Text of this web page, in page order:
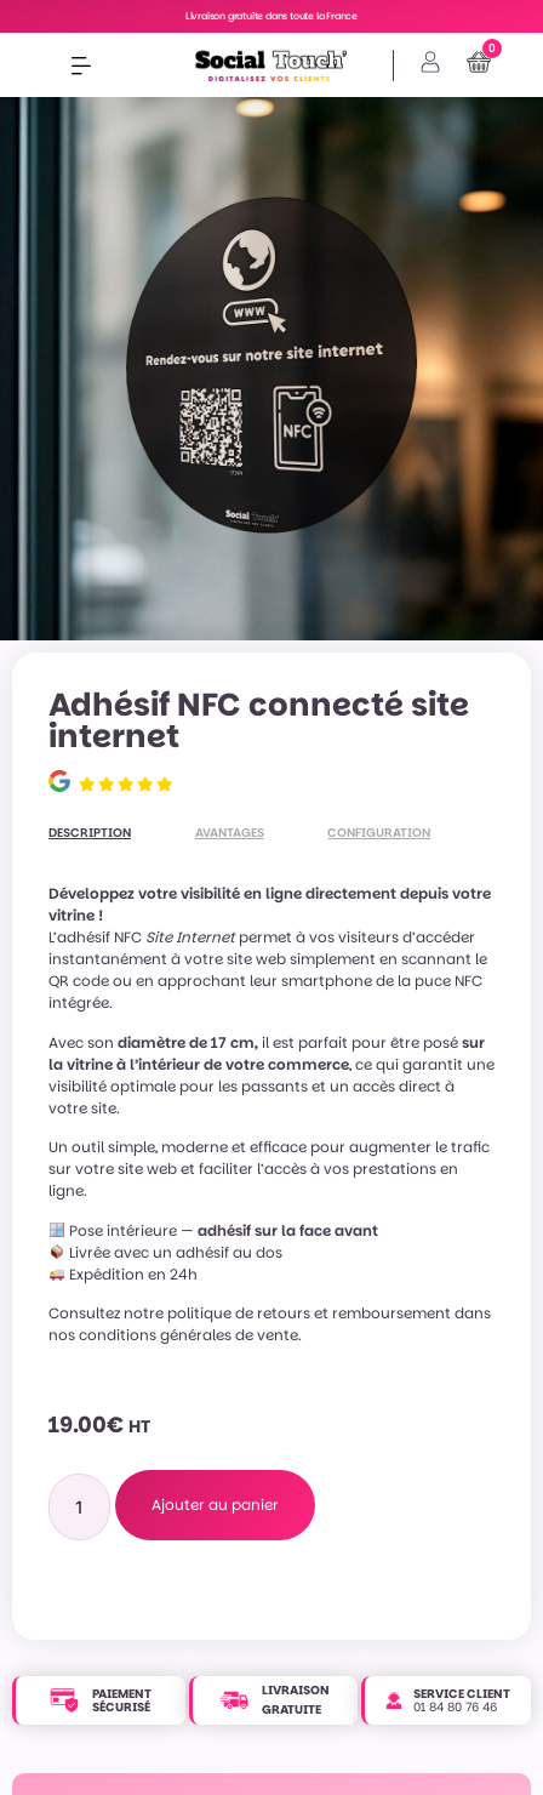
Livraison gratuite dans toute la France
0
Adhésif NFC connecté site
internet
DESCRIPTION AVANTAGES CONFIGURATION
Développez votre visibilité en ligne directement depuis votre
vitrine !
L’adhésif NFC Site Internetpermet à vos visiteurs d’accéder
instantanément à votre site web simplement en scannant le
QR code ou en approchant leur smartphone de la puce NFC
intégrée.
Avec son diamètre de 17 cm,il est parfait pour être posésur
la vitrineà l’intérieur de votre commerce, ce qui garantit une
visibilité optimale pour les passants et un accès direct à
votre site.
Un outil simple, moderne et efficace pour augmenter le trafic
sur votre site web et faciliter l’accès à vos prestations en
ligne.
Pose intérieure — adhésif sur la face avant
Livrée avec un adhésif au dos
Expédition en 24h
Consultez notre politique de retours et remboursement dans
nos conditions générales de vente.
19.00€ HT
Ajouter au panier
PAIEMENT
SÉCURISÉ
LIVRAISON
GRATUITE
SERVICE CLIENT
01 84 80 76 46